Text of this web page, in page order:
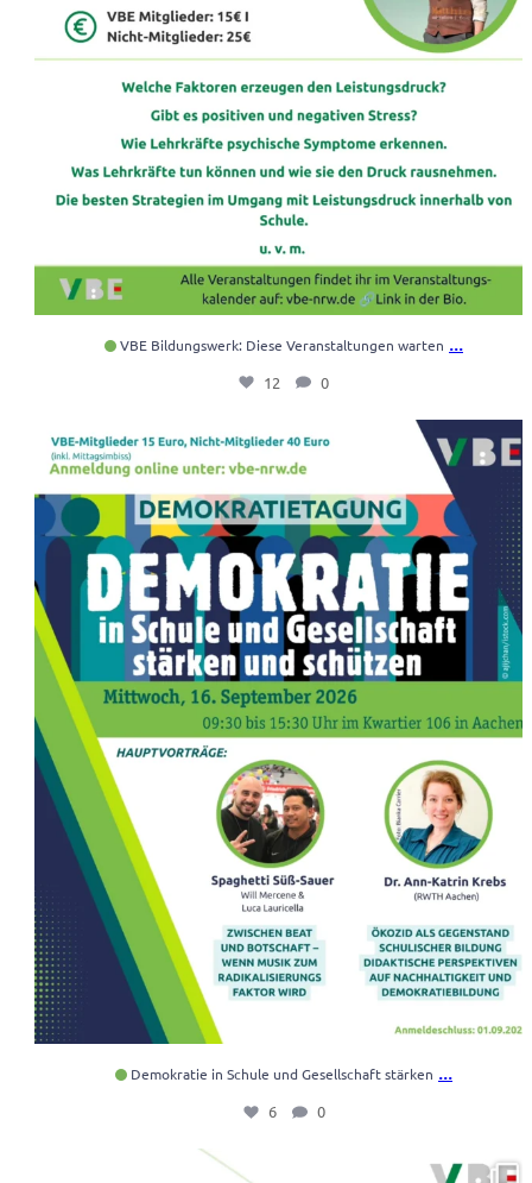
VBE Bildungswerk: Diese Veranstaltungen warten
12 0
Demokratie in Schule und Gesellschaft stärken ...
6 0
Demokratie in Schule und Gesellschaft stärken ...
6 0